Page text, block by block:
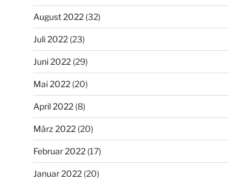
August 2022(32)
Juli 2022(23)
Juni 2022(29)
Mai 2022(20)
April 2022(8)
März 2022(20)
Februar 2022(17)
Januar 2022(20)